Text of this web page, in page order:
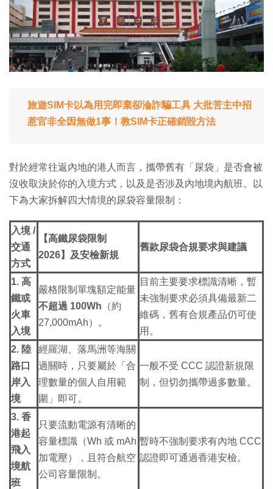
旅遊SIM卡以為用完即棄卻淪詐騙工具 大批苦主中招
惹官非全因無做1事！教SIM卡正確銷毀方法
對於經常往返內地的港人而言，攜帶舊有「尿袋」是否會被
沒收取決於你的入境方式，以及是否涉及內地境內航班。以
下為大家拆解四大情境的尿袋容量限制：
入境 /
交通
方式
【高鐵尿袋限制
2026】及安檢新規
舊款尿袋合規要求與建議
1. 高
鐵或
火車
入境
嚴格限制單塊額定能量
不超過 100Wh （約
27,000mAh）。
目前主要要求標識清晰，暫
未強制要求必須具備最新二
維碼，舊有合規產品仍可使
用。
2. 陸
路口
岸入
境
經羅湖、落馬洲等海關
過關時，只要屬於「合
理數量的個人自用範
圍」即可。
一般不受 CCC 認證新規限
制，但切勿攜帶過多數量。
3. 香
港起
飛入
境航
班
只要流動電源有清晰的
容量標識（Wh 或 mAh
加電壓），且符合航空
公司容量限制。
暫時不強制要求有內地 CCC
認證即可通過香港安檢。